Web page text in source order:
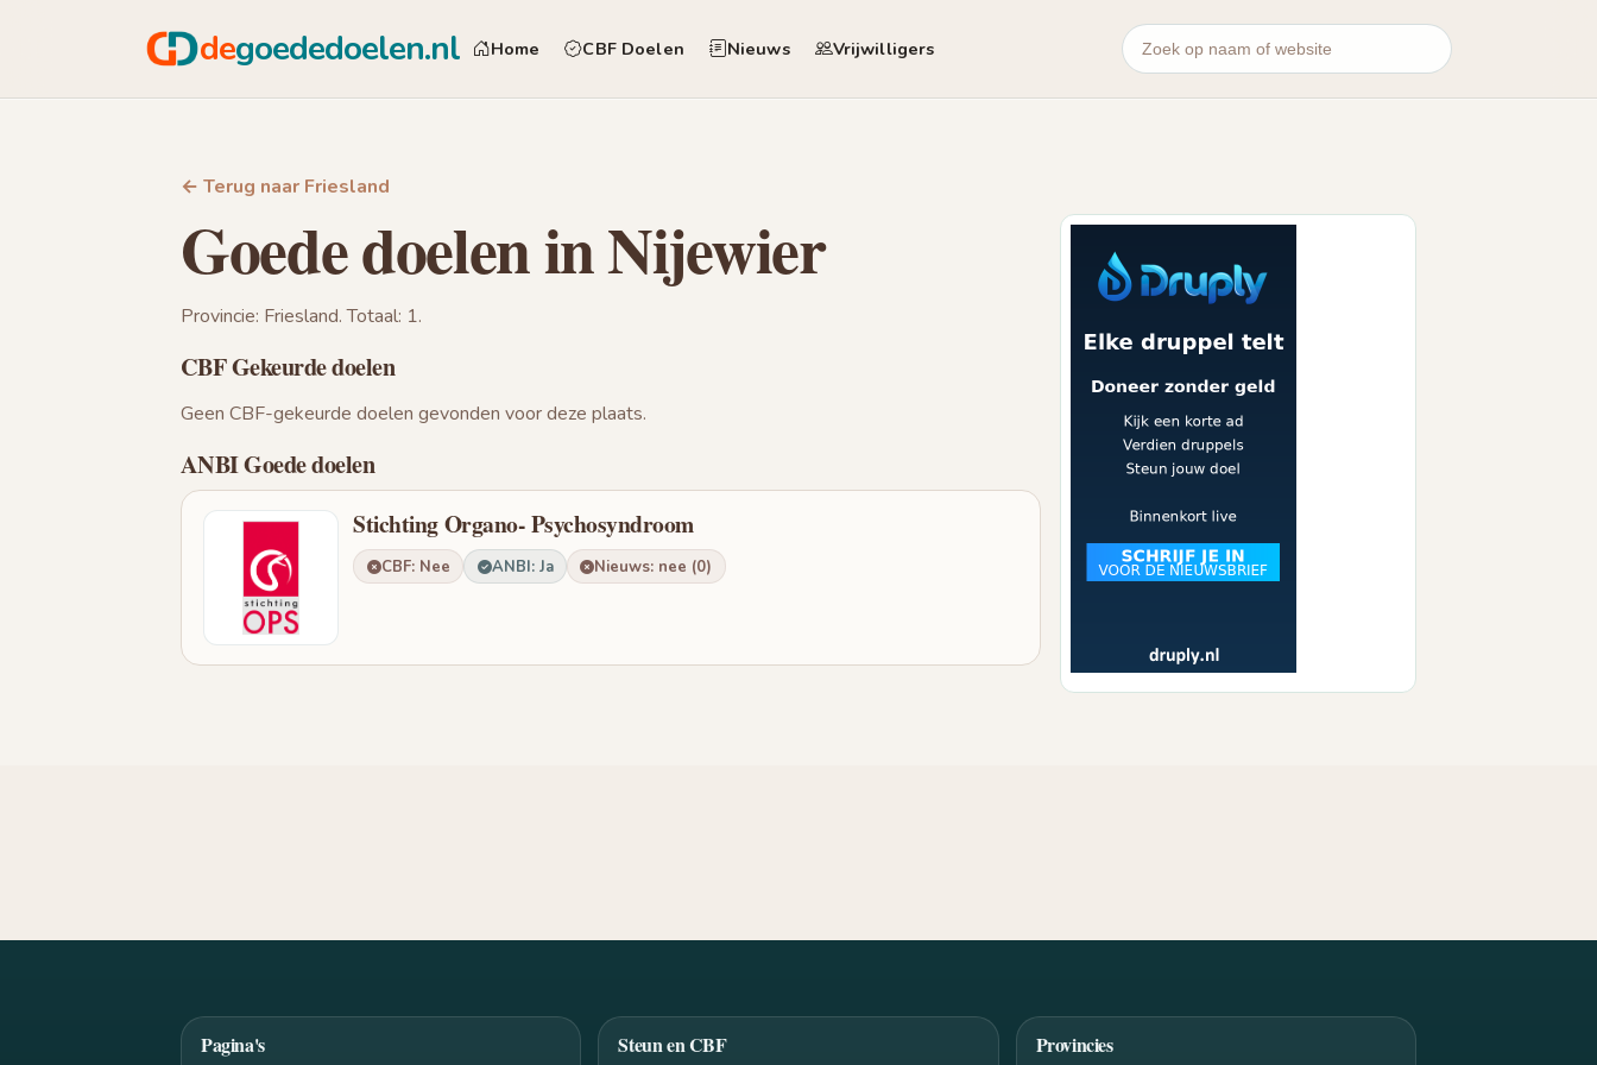
degoededoelen.nl Home CBF Doelen Nieuws Vrijwilligers
← Terug naar Friesland
Goede doelen in Nijewier
Provincie: Friesland. Totaal: 1.
CBF Gekeurde doelen
Geen CBF-gekeurde doelen gevonden voor deze plaats.
ANBI Goede doelen
Stichting Organo- Psychosyndroom
CBF: Nee ANBI: Ja Nieuws: nee (0)
Pagina's Steun en CBF Provincies